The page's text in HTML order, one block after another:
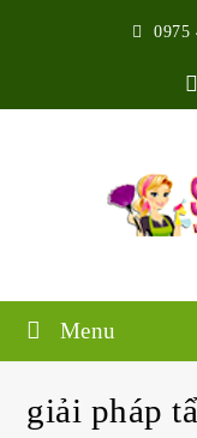
0975
Menu
giải pháp